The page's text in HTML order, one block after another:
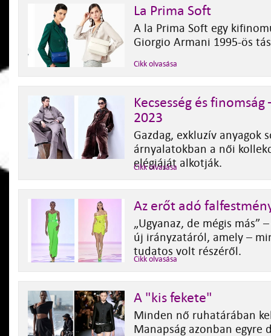
La Prima Soft
A la Prima Soft egy
Giorgio Armani 1995-ös
Cikk olvasása
Kecsesség és
2023
Gazdag, exkluzív anyagok
árnyalatokban a női
elégiáját alkotják.
Cikk olvasása
Az erőt adó
„Ugyanaz, de mégis más”
új irányzatáról, amely –
tudatos volt részéről.
Cikk olvasása
A "kis fekete"
Minden nő ruhatárában
Manapság azonban egyre